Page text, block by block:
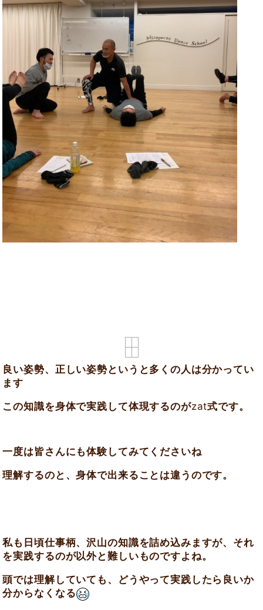
良い姿勢、正しい姿勢というと多くの人は分かってい
ます
この知識を身体で実践して体現するのがzat式です。
一度は皆さんにも体験してみてくださいね
理解するのと、身体で出来ることは違うのです。
私も日頃仕事柄、沢山の知識を詰め込みますが、それ
を実践するのが以外と難しいものですよね。
頭では理解していても、どうやって実践したら良いか
分からなくなる